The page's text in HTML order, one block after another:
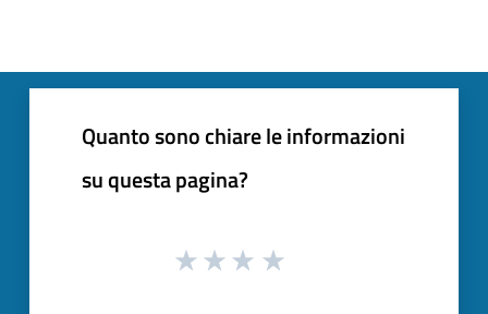
Quanto sono chiare le informazioni
su questa pagina?